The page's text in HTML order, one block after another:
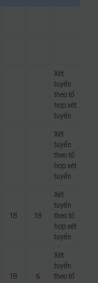
Xét
tuyển
theo tổ
hợp xét
tuyển
Xét
tuyển
theo tổ
hợp xét
tuyển
18 18
Xét
tuyển
theo tổ
hợp xét
tuyển
18 6
Xét
tuyển
theo tổ